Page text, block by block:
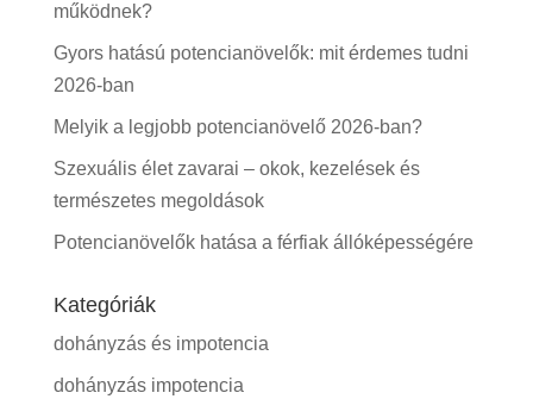
működnek?
Gyors hatású potencianövelők: mit érdemes tudni
2026-ban
Melyik a legjobb potencianövelő 2026-ban?
Szexuális élet zavarai – okok, kezelések és
természetes megoldások
Potencianövelők hatása a férfiak állóképességére
Kategóriák
dohányzás és impotencia
dohányzás impotencia